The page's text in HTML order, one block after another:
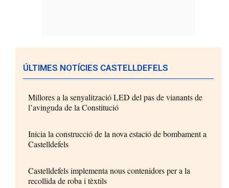
ÚLTIMES NOTÍCIES CASTELLDEFELS
Millores a la senyalització LED del pas de vianants de
l’avinguda de la Constitució
Inicia la construcció de la nova estació de bombament a
Castelldefels
Castelldefels implementa nous contenidors per a la
recollida de roba i tèxtils